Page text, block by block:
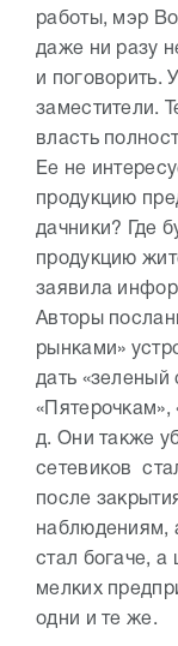
работы, мэр
даже ни разу
и поговорить.
заместители.
власть
Ее не
продукцию
дачники? Где
продукцию
заявила
Авторы
рынками»
дать «зеленый
«Пятерочкам»,
д. Они также
сетевиков
после
наблюдениям,
стал богаче,
мелких
одни и те же.